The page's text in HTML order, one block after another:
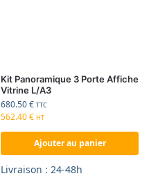
Kit Panoramique 3 Porte Affiche
Vitrine L/A3
680.50€ TTC
562.40€ HT
Ajouter au panier
Livraison : 24-48h